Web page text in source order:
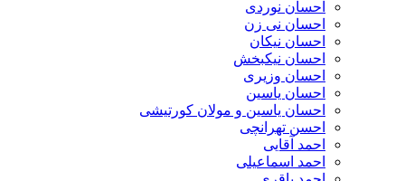
احسان نوردی
احسان نی زن
احسان نیکان
احسان نیکبخش
احسان وزیری
احسان یاسین
احسان یاسین و مولان کورتیشی
احسن تهرانچی
احمد آقایی
احمد اسماعیلی